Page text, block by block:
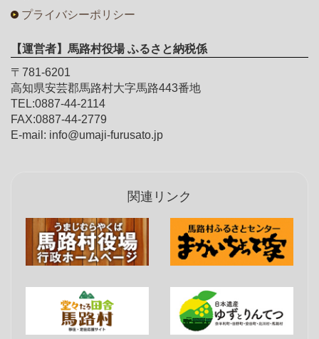
プライバシーポリシー
【運営者】馬路村役場 ふるさと納税係
〒781-6201
高知県安芸郡馬路村大字馬路443番地
TEL:0887-44-2114
FAX:0887-44-2779
E-mail: info@umaji-furusato.jp
関連リンク